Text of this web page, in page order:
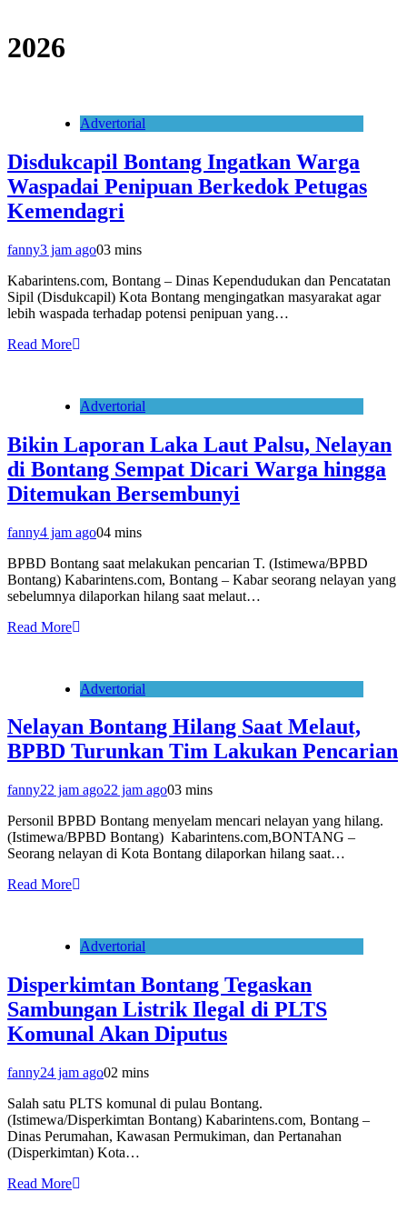
2026
Advertorial
Disdukcapil Bontang Ingatkan Warga
Waspadai Penipuan Berkedok Petugas
Kemendagri
fanny3 jam ago03 mins
Kabarintens.com, Bontang – Dinas Kependudukan dan Pencatatan
Sipil (Disdukcapil) Kota Bontang mengingatkan masyarakat agar
lebih waspada terhadap potensi penipuan yang…
Read More
Advertorial
Bikin Laporan Laka Laut Palsu, Nelayan
di Bontang Sempat Dicari Warga hingga
Ditemukan Bersembunyi
fanny4 jam ago04 mins
BPBD Bontang saat melakukan pencarian T. (Istimewa/BPBD
Bontang) Kabarintens.com, Bontang – Kabar seorang nelayan yang
sebelumnya dilaporkan hilang saat melaut…
Read More
Advertorial
Nelayan Bontang Hilang Saat Melaut,
BPBD Turunkan Tim Lakukan Pencarian
fanny22 jam ago22 jam ago03 mins
Personil BPBD Bontang menyelam mencari nelayan yang hilang.
(Istimewa/BPBD Bontang) Kabarintens.com,BONTANG –
Seorang nelayan di Kota Bontang dilaporkan hilang saat…
Read More
Advertorial
Disperkimtan Bontang Tegaskan
Sambungan Listrik Ilegal di PLTS
Komunal Akan Diputus
fanny24 jam ago02 mins
Salah satu PLTS komunal di pulau Bontang.
(Istimewa/Disperkimtan Bontang) Kabarintens.com, Bontang –
Dinas Perumahan, Kawasan Permukiman, dan Pertanahan
(Disperkimtan) Kota…
Read More